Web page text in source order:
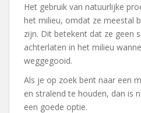
Het gebruik van natuurlijke
het milieu, omdat ze meestal
zijn. Dit betekent dat ze geen
achterlaten in het milieu
weggegooid.
Als je op zoek bent naar een
en stralend te houden, dan is
een goede optie.